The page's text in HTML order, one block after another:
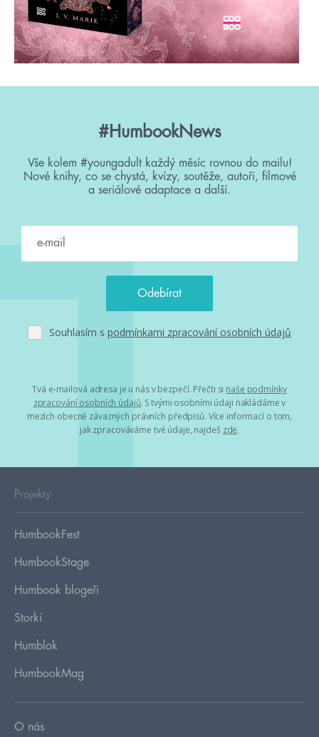
#HumbookNews
Vše kolem #youngadult každý měsíc rovnou do mailu!
Nové knihy, co se chystá, kvízy, soutěže, autoři, filmové
a seriálové adaptace a další.
Souhlasím s podmínkami zpracování osobních údajů
Tvá e-mailová adresa je u nás v bezpečí. Přečti si naše podmínky
zpracování osobních údajů. S tvými osobními údaji nakládáme v
mezích obecně závazných právních předpisů. Více informací o tom,
jak zpracováváme tvé údaje, najdeš zde.
Projekty
HumbookFest
HumbookStage
Humbook blogeři
Storki
Humblok
HumbookMag
O nás